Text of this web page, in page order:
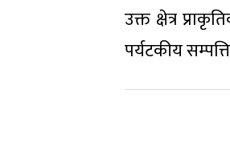
उक्त क्षेत्र
पर्यटकीय